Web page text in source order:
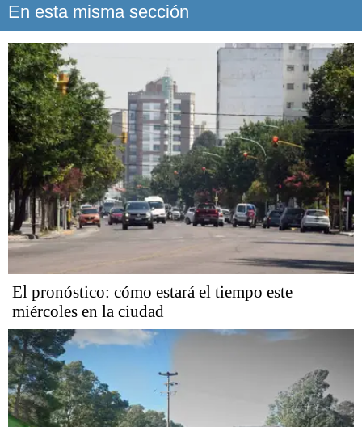
En esta misma sección
El pronóstico: cómo estará el tiempo este
miércoles en la ciudad